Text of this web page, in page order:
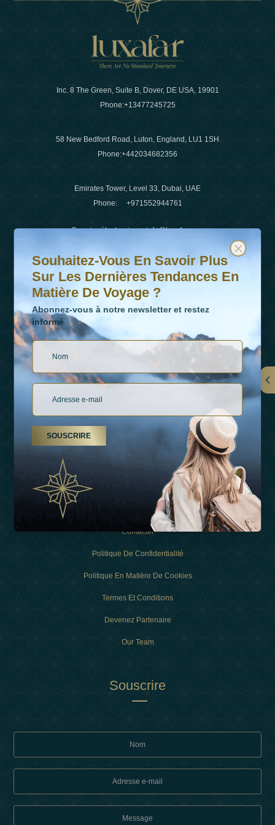
Inc. 8 The Green, Suite B, Dover, DE USA, 19901
Phone:+13477245725
58 New Bedford Road, Luton, England, LU1 1SH
Phone:+442034682356
Emirates Tower, Level 33, Dubai, UAE
Phone: +971552944761
Courrier électronique:info@luxafar.com
WhatsApp N°
+442034682356
+971552944761
LIENS
À Propos De Nous
Types De Vacances
Contacter
Politique De Confidentialité
Politique En Matière De Cookies
Termes Et Conditions
Devenez Partenaire
Our Team
Souscrire
Souhaitez-vous en savoir plus sur les dernières
Abonnez-vous à notre newsletter et restez informé
Souhaitez-Vous En Savoir Plus
Sur Les Dernières Tendances En
Matière De Voyage ?
Abonnez-vous à notre newsletter et restez
informé
SOUSCRIRE